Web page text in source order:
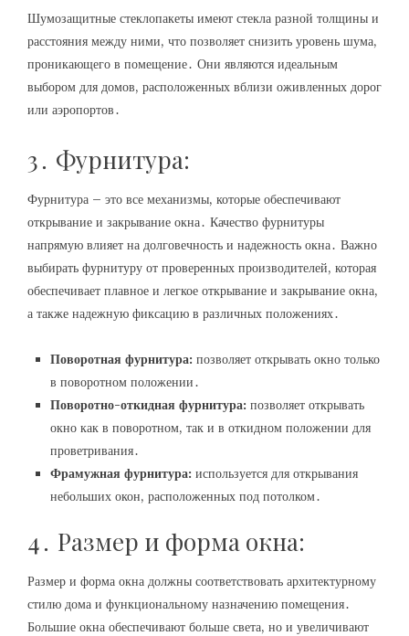
Шумозащитные стеклопакеты имеют стекла разной толщины и
расстояния между ними, что позволяет снизить уровень шума,
проникающего в помещение․ Они являются идеальным
выбором для домов, расположенных вблизи оживленных дорог
или аэропортов․
3․ Фурнитура:
Фурнитура – это все механизмы, которые обеспечивают
открывание и закрывание окна․ Качество фурнитуры
напрямую влияет на долговечность и надежность окна․ Важно
выбирать фурнитуру от проверенных производителей, которая
обеспечивает плавное и легкое открывание и закрывание окна,
а также надежную фиксацию в различных положениях․
Поворотная фурнитура: позволяет открывать окно только
в поворотном положении․
Поворотно-откидная фурнитура: позволяет открывать
окно как в поворотном, так и в откидном положении для
проветривания․
Фрамужная фурнитура: используется для открывания
небольших окон, расположенных под потолком․
4․ Размер и форма окна:
Размер и форма окна должны соответствовать архитектурному
стилю дома и функциональному назначению помещения․
Большие окна обеспечивают больше света, но и увеличивают